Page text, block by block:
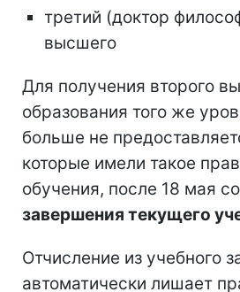
третий (доктор
высшего
Для получения второго
образования того же
больше не
которые имели такое
обучения, после 18 мая
завершения текущего
Отчисление из учебного
автоматически лишает